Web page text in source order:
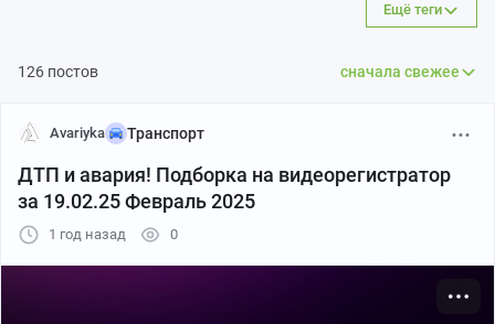
Ещё теги
126 постов сначала свежее
Avariyka Транспорт
ДТП и авария! Подборка на видеорегистратор
за 19.02.25 Февраль 2025
1 год назад 0